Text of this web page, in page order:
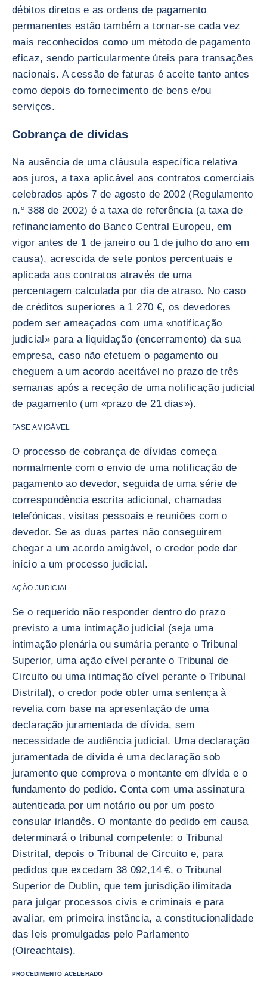
débitos diretos e as ordens de pagamento
permanentes estão também a tornar-se cada vez
mais reconhecidos como um método de pagamento
eficaz, sendo particularmente úteis para transações
nacionais. A cessão de faturas é aceite tanto antes
como depois do fornecimento de bens e/ou
serviços.
Cobrança de dívidas
Na ausência de uma cláusula específica relativa
aos juros, a taxa aplicável aos contratos comerciais
celebrados após 7 de agosto de 2002 (Regulamento
n.º 388 de 2002) é a taxa de referência (a taxa de
refinanciamento do Banco Central Europeu, em
vigor antes de 1 de janeiro ou 1 de julho do ano em
causa), acrescida de sete pontos percentuais e
aplicada aos contratos através de uma
percentagem calculada por dia de atraso. No caso
de créditos superiores a 1 270 €, os devedores
podem ser ameaçados com uma «notificação
judicial» para a liquidação (encerramento) da sua
empresa, caso não efetuem o pagamento ou
cheguem a um acordo aceitável no prazo de três
semanas após a receção de uma notificação judicial
de pagamento (um «prazo de 21 dias»).
FASE AMIGÁVEL
O processo de cobrança de dívidas começa
normalmente com o envio de uma notificação de
pagamento ao devedor, seguida de uma série de
correspondência escrita adicional, chamadas
telefónicas, visitas pessoais e reuniões com o
devedor. Se as duas partes não conseguirem
chegar a um acordo amigável, o credor pode dar
início a um processo judicial.
AÇÃO JUDICIAL
Se o requerido não responder dentro do prazo
previsto a uma intimação judicial (seja uma
intimação plenária ou sumária perante o Tribunal
Superior, uma ação cível perante o Tribunal de
Circuito ou uma intimação cível perante o Tribunal
Distrital), o credor pode obter uma sentença à
revelia com base na apresentação de uma
declaração juramentada de dívida, sem
necessidade de audiência judicial. Uma declaração
juramentada de dívida é uma declaração sob
juramento que comprova o montante em dívida e o
fundamento do pedido. Conta com uma assinatura
autenticada por um notário ou por um posto
consular irlandês. O montante do pedido em causa
determinará o tribunal competente: o Tribunal
Distrital, depois o Tribunal de Circuito e, para
pedidos que excedam 38 092,14 €, o Tribunal
Superior de Dublin, que tem jurisdição ilimitada
para julgar processos civis e criminais e para
avaliar, em primeira instância, a constitucionalidade
das leis promulgadas pelo Parlamento
(Oireachtais).
PROCEDIMENTO ACELERADO